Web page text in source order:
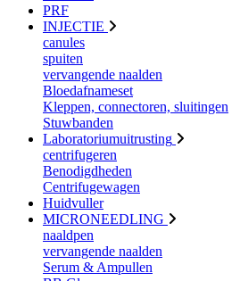
PRF
INJECTIE
canules
spuiten
vervangende naalden
Bloedafnameset
Kleppen, connectoren, sluitingen
Stuwbanden
Laboratoriumuitrusting
centrifugeren
Benodigdheden
Centrifugewagen
Huidvuller
MICRONEEDLING
naaldpen
vervangende naalden
Serum & Ampullen